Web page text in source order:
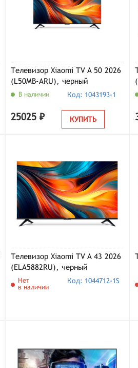
Телевизор Xiaomi TV A 50 2026
(L50MB-ARU), черный
В наличии Код: 1043193-1
25025 ₽ КУПИТЬ
Телевизор Xiaomi TV A 43 2026
(ELA5882RU), черный
Нет
в наличии
Код: 1044712-1S